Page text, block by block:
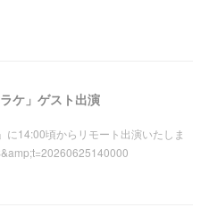
ケ」ゲスト出演
14:00頃からリモート出演いたしま